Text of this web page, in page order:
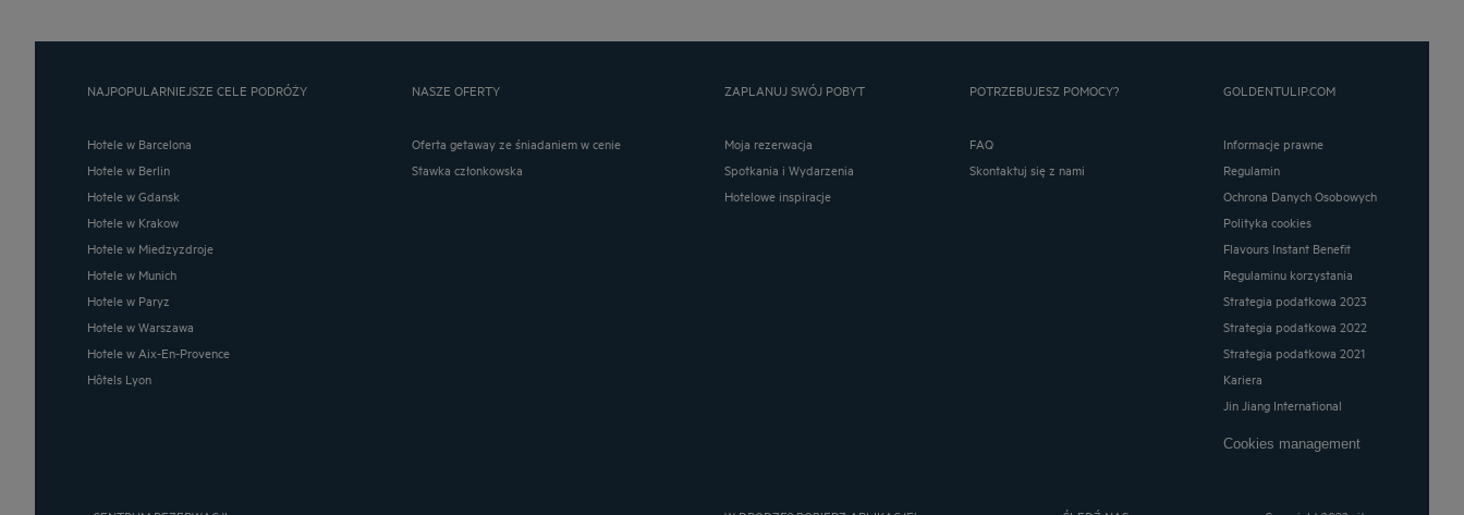
NAJPOPULARNIEJSZE CELE PODRÓŻY
Hotele w Barcelona
Hotele w Berlin
Hotele w Gdansk
Hotele w Krakow
Hotele w Miedzyzdroje
Hotele w Munich
Hotele w Paryz
Hotele w Warszawa
Hotele w Aix-En-Provence
Hôtels Lyon
NASZE OFERTY
Oferta getaway ze śniadaniem w cenie
Stawka członkowska
ZAPLANUJ SWÓJ POBYT
Moja rezerwacja
Spotkania i Wydarzenia
Hotelowe inspiracje
POTRZEBUJESZ POMOCY?
FAQ
Skontaktuj się z nami
GOLDENTULIP.COM
Informacje prawne
Regulamin
Ochrona Danych Osobowych
Polityka cookies
Flavours Instant Benefit
Regulaminu korzystania
Strategia podatkowa 2023
Strategia podatkowa 2022
Strategia podatkowa 2021
Kariera
Jin Jiang International
Cookies management